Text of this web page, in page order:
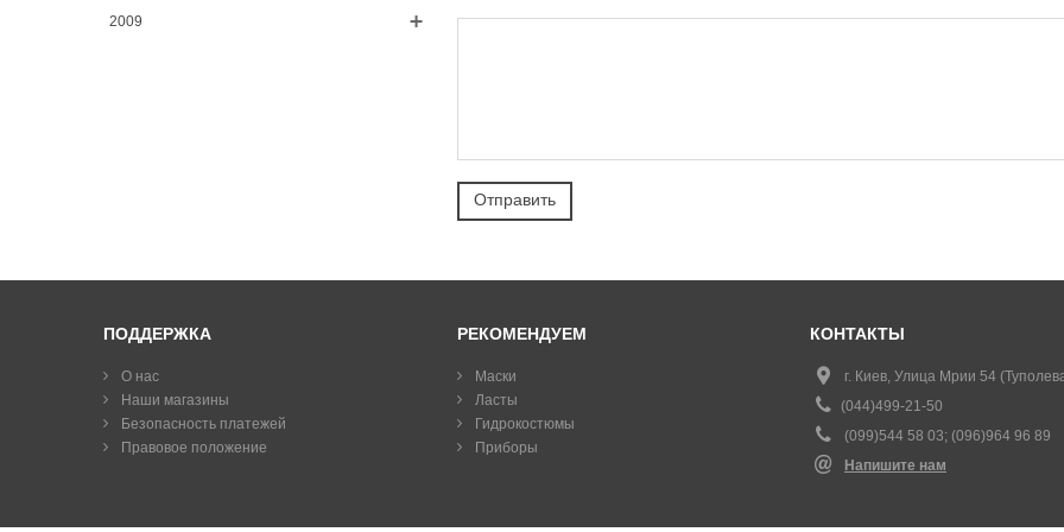
2009
ПОДДЕРЖКА
О нас
Наши магазины
Безопасность платежей
Правовое положение
РЕКОМЕНДУЕМ
Маски
Ласты
Гидрокостюмы
Приборы
КОНТАКТЫ
г. Киев, Улица Мрии 54
(044)499-21-50
(099)544 58 03; (096)964 96 89
Напишите нам